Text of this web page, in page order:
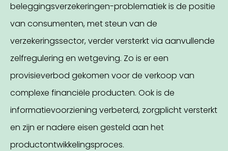
beleggingsverzekeringen-problematiek is de positie
van consumenten, met steun van de
verzekeringssector, verder versterkt via aanvullende
zelfregulering en wetgeving. Zo is er een
provisieverbod gekomen voor de verkoop van
complexe financiële producten. Ook is de
informatievoorziening verbeterd, zorgplicht versterkt
en zijn er nadere eisen gesteld aan het
productontwikkelingsproces.